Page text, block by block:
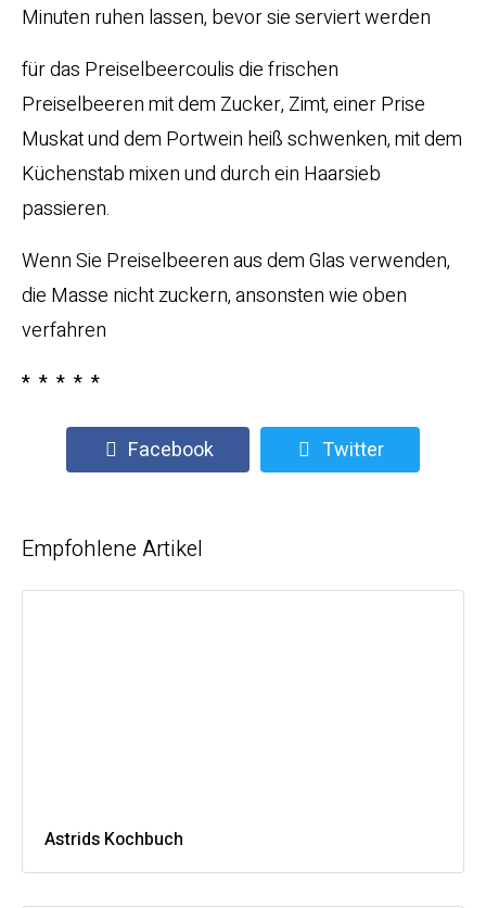
Minuten ruhen lassen, bevor sie serviert werden
für das Preiselbeercoulis die frischen
Preiselbeeren mit dem Zucker, Zimt, einer Prise
Muskat und dem Portwein heiß schwenken, mit dem
Küchenstab mixen und durch ein Haarsieb
passieren.
Wenn Sie Preiselbeeren aus dem Glas verwenden,
die Masse nicht zuckern, ansonsten wie oben
verfahren
* * * * *
Facebook Twitter
Empfohlene Artikel
Astrids Kochbuch